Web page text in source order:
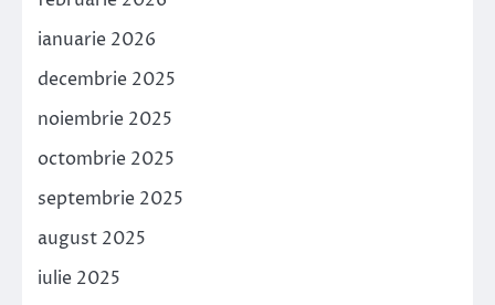
ianuarie 2026
decembrie 2025
noiembrie 2025
octombrie 2025
septembrie 2025
august 2025
iulie 2025